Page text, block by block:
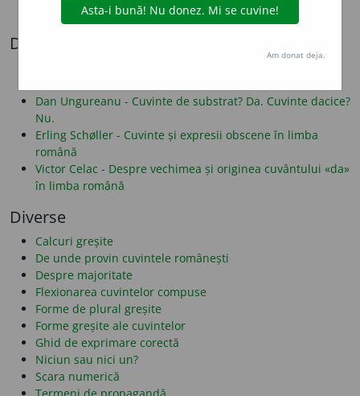
Radiografia unei expatrieri - Cazul Lazăr Șăineanu
Dezbateri
Dan Ungureanu - Cuvinte de substrat? Da. Cuvinte dacice?
Nu.
Erling Schøller - Cuvinte și expresii obscene în limba
română
Victor Celac - Despre vechimea și originea cuvântului «da»
în limba română
Diverse
Calcuri greșite
De unde provin cuvintele românești
Despre majoritate
Flexionarea cuvintelor compuse
Forme de plural greșite
Forme greșite ale cuvintelor
Ghid de exprimare corectă
Niciun sau nici un?
Scara numerică
Am donat deja.